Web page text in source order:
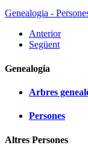
Genealogia -
Anterior
Següent
Genealogia
Arbres
Persones
Altres Persones